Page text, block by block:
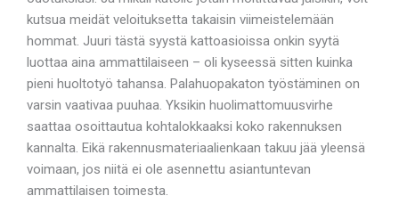
kutsua meidät veloituksetta takaisin viimeistelemään
hommat. Juuri tästä syystä kattoasioissa onkin syytä
luottaa aina ammattilaiseen – oli kyseessä sitten kuinka
pieni huoltotyö tahansa. Palahuopakaton työstäminen on
varsin vaativaa puuhaa. Yksikin huolimattomuusvirhe
saattaa osoittautua kohtalokkaaksi koko rakennuksen
kannalta. Eikä rakennusmateriaalienkaan takuu jää yleensä
voimaan, jos niitä ei ole asennettu asiantuntevan
ammattilaisen toimesta.